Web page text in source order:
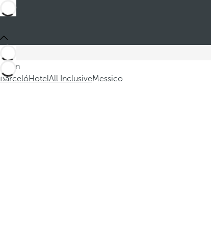
Sei in
BarcelóHotelAll InclusiveMessico